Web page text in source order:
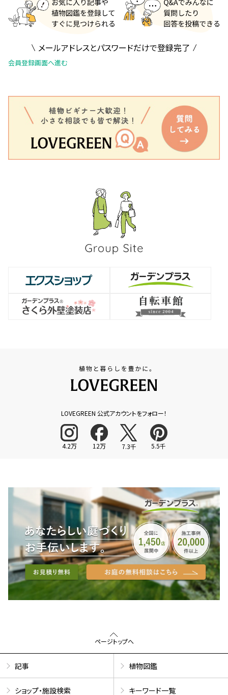
メールアドレスとパスワードだけで登録完了
会員登録画面へ進む
LOVEGREEN 公式アカウントをフォロー！
4.2万 12万 7.3千 5.5千
ページトップへ
記事 植物図鑑
ショップ・施設検索 キーワード一覧